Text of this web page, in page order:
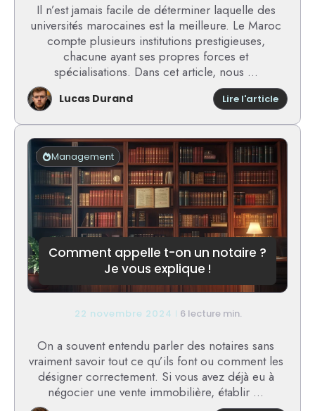
Il n’est jamais facile de déterminer laquelle des
universités marocaines est la meilleure. Le Maroc
compte plusieurs institutions prestigieuses,
chacune ayant ses propres forces et
spécialisations. Dans cet article, nous ...
Lucas Durand Lire l'article:
Quelle
est
la
Maroc
?
Comment appelle t-on un notaire ?
Je vous explique !
Management
22 novembre 2024 6 lecture min.
On a souvent entendu parler des notaires sans
vraiment savoir tout ce qu’ils font ou comment les
désigner correctement. Si vous avez déjà eu à
négocier une vente immobilière, établir ...